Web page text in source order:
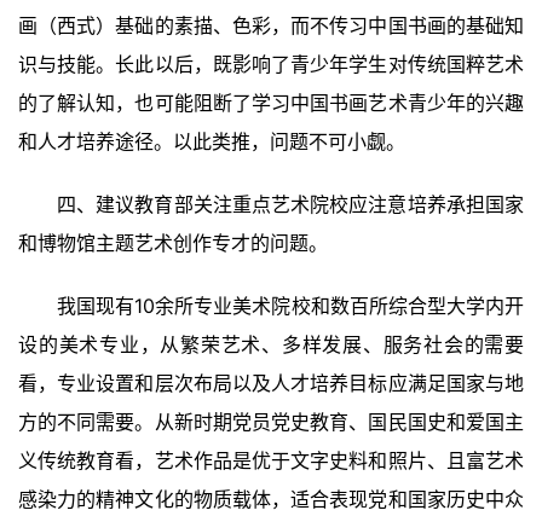
画（西式）基础的素描、色彩，而不传习中国书画的基础知
识与技能。长此以后，既影响了青少年学生对传统国粹艺术
的了解认知，也可能阻断了学习中国书画艺术青少年的兴趣
和人才培养途径。以此类推，问题不可小觑。
四、建议教育部关注重点艺术院校应注意培养承担国家
和博物馆主题艺术创作专才的问题。
我国现有10余所专业美术院校和数百所综合型大学内开
设的美术专业，从繁荣艺术、多样发展、服务社会的需要
看，专业设置和层次布局以及人才培养目标应满足国家与地
方的不同需要。从新时期党员党史教育、国民国史和爱国主
义传统教育看，艺术作品是优于文字史料和照片、且富艺术
感染力的精神文化的物质载体，适合表现党和国家历史中众